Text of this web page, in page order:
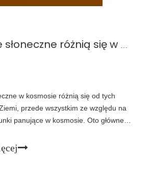
Czy panele słoneczne różnią się w przestrzeni? Inaczej niż na Ziemi
w kosmosie różnią się od tych
przede wszystkim ze względu na
panujące w kosmosie. Oto główne
panele słoneczne wykorzystują